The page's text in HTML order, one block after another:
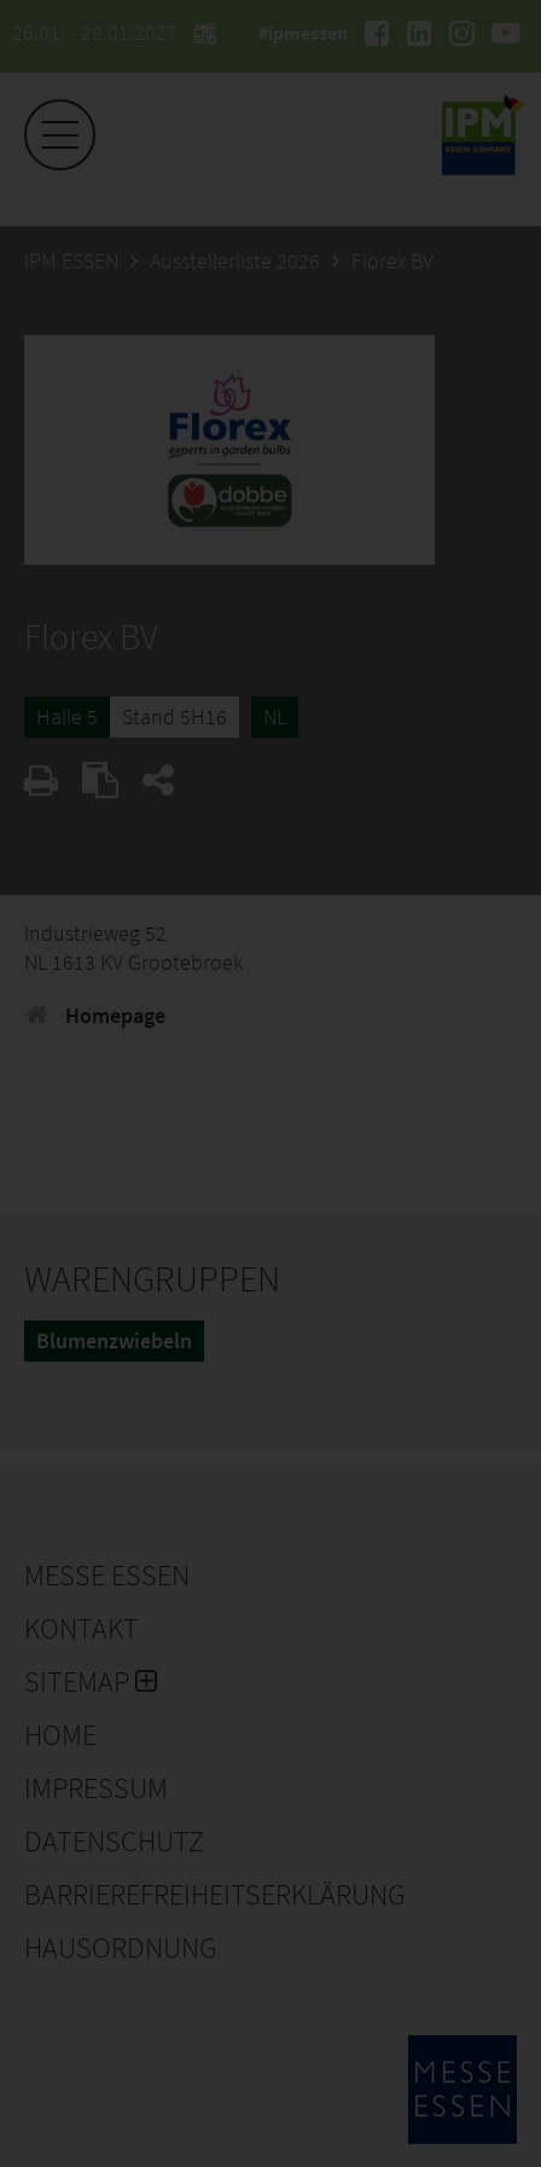
26.01. - 29.01.2027 #ipmessen
IPM ESSEN Ausstellerliste 2026 Florex BV
Florex BV
Halle 5 Stand 5H16 NL
Industrieweg 52
NL 1613 KV Grootebroek
Homepage
WARENGRUPPEN
Blumenzwiebeln
MESSE ESSEN
KONTAKT
SITEMAP
HOME
IMPRESSUM
DATENSCHUTZ
BARRIEREFREIHEITSERKLÄRUNG
HAUSORDNUNG